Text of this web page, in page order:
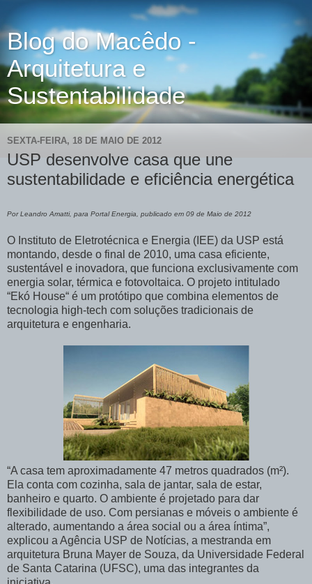
Blog do Macêdo -
Arquitetura e
Sustentabilidade
SEXTA-FEIRA, 18 DE MAIO DE 2012
USP desenvolve casa que une
sustentabilidade e eficiência energética
Por Leandro Amatti, para Portal Energia, publicado em 09 de Maio de 2012
O Instituto de Eletrotécnica e Energia (IEE) da USP está
montando, desde o final de 2010, uma casa eficiente,
sustentável e inovadora, que funciona exclusivamente com
energia solar, térmica e fotovoltaica. O projeto intitulado
“Ekó House“ é um protótipo que combina elementos de
tecnologia high-tech com soluções tradicionais de
arquitetura e engenharia.
“A casa tem aproximadamente 47 metros quadrados (m²).
Ela conta com cozinha, sala de jantar, sala de estar,
banheiro e quarto. O ambiente é projetado para dar
flexibilidade de uso. Com persianas e móveis o ambiente é
alterado, aumentando a área social ou a área íntima”,
explicou a Agência USP de Notícias, a mestranda em
arquitetura Bruna Mayer de Souza, da Universidade Federal
de Santa Catarina (UFSC), uma das integrantes da